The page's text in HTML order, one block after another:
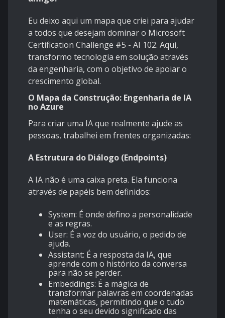
Eu deixo aqui um mapa que criei para ajudar
a todos que desejam dominar o Microsoft
Certification Challenge #5 - AI 102. Aqui,
transformo tecnologia em solução através
da engenharia, com o objetivo de apoiar o
crescimento global.
O Mapa da Construção: Engenharia de IA
no Azure
Para criar uma IA que realmente ajude as
pessoas, trabalhei em frentes organizadas:
A Estrutura do Diálogo (Endpoints)
A IA não é uma caixa preta. Ela funciona
através de papéis bem definidos:
System: É onde defino a personalidade
e as regras.
User: É a voz do usuário, o pedido de
ajuda.
Assistant: É a resposta da IA, que
aprende com o histórico da conversa
para não se perder.
Embeddings: É a mágica de
transformar palavras em coordenadas
matemáticas, permitindo que o tudo
tenha o seu devido significado das